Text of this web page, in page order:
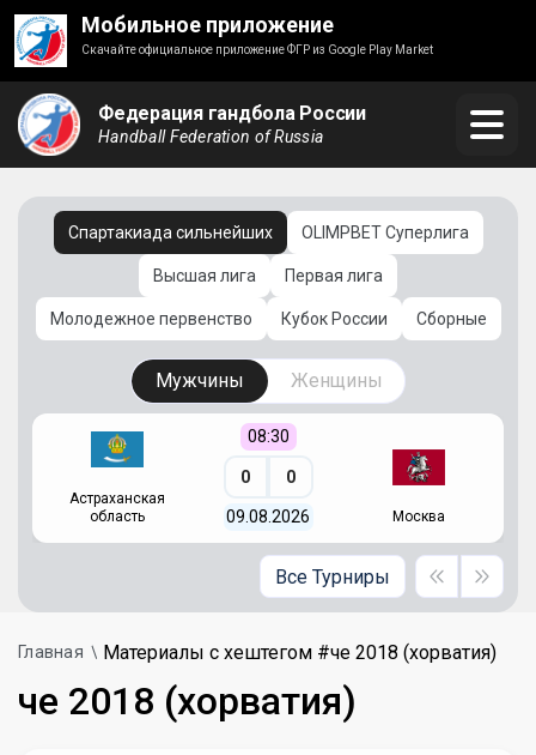
Мобильное приложение
Скачайте официальное приложение ФГР из Google Play Market
Федерация гандбола России
Handball Federation of Russia
Спартакиада сильнейших OLIMPBET Суперлига
Высшая лига Первая лига
Молодежное первенство Кубок России Сборные
Мужчины Женщины
Астраханская
область
08:30
0 0
09.08.2026 Москва
Все Турниры
Главная Материалы с хештегом #че 2018 (хорватия)
че 2018 (хорватия)